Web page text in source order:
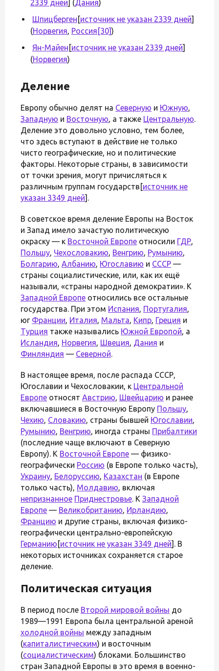
2339 дней ] (Дания)
Шпицберген [источник не указан 2339 дней]
(Норвегия, Россия [30])
Ян-Майен [источник не указан 2339 дней]
(Норвегия)
Деление
Европу обычно делят на Северную и Южную,
Западную и Восточную, а также Центральную.
Деление это довольно условно, тем более,
что здесь вступают в действие не только
чисто географические, но и политические
факторы. Некоторые страны, в зависимости
от точки зрения, могут причисляться к
различным группам государств[источник не
указан 3349 дней].
В советское время деление Европы на Восток
и Запад имело зачастую политическую
окраску — к Восточной Европе относили ГДР,
Польшу, Чехословакию, Венгрию, Румынию,
Болгарию, Албанию, Югославию и СССР —
страны социалистические, или, как их ещё
называли, «страны народной демократии». К
Западной Европе относились все остальные
государства. При этом Испания, Португалия,
юг Франции, Италия, Мальта, Кипр, Греция и
Турция также назывались Южной Европой, а
Исландия, Норвегия, Швеция, Дания и
Финляндия — Северной.
В настоящее время, после распада СССР,
Югославии и Чехословакии, к Центральной
Европе относят Австрию, Швейцарию и ранее
включавшиеся в Восточную Европу Польшу,
Чехию, Словакию, страны бывшей Югославии,
Румынию, Венгрию, иногда страны Прибалтики
(последние чаще включают в Северную
Европу). К Восточной Европе — физико-
географически Россию (в Европе только часть),
Украину, Белоруссию, Казахстан (в Европе
только часть), Молдавию, включая
непризнанное Приднестровье. К Западной
Европе — Великобританию, Ирландию,
Францию и другие страны, включая физико-
географически центрально-европейскую
Германию [источник не указан 3349 дней]. В
некоторых источниках сохраняется старое
деление.
Политическая ситуация
В период после Второй мировой войны до
1989—1991 Европа была центральной ареной
холодной войны между западным
(капиталистическим) и восточным
(социалистическим) блоками. Большинство
стран Западной Европы в это время в военно-